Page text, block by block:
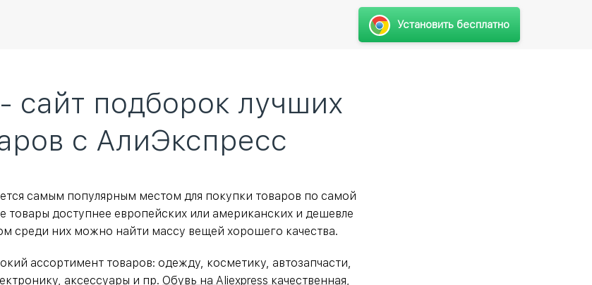
Установить бесплатно
сайт подборок лучших
с АлиЭкспресс
самым популярным местом для покупки товаров по самой
товары доступнее европейских или американских и дешевле
среди них можно найти массу вещей хорошего качества.
ассортимент товаров: одежду, косметику, автозапчасти,
аксессуары и пр. Обувь на Aliexpress качественная,